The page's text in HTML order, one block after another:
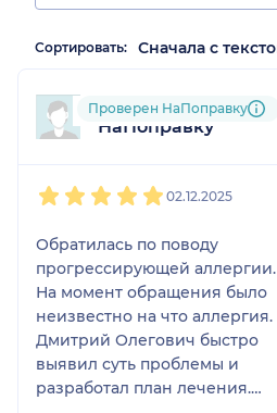
Сортировать:
Пользователь
НаПоправку
Проверен НаПоправку
02.12.2025
Обратилась по поводу
прогрессирующей аллергии.
На момент обращения было
неизвестно на что аллергия.
Дмитрий Олегович быстро
выявил суть проблемы и
разработал план лечения.